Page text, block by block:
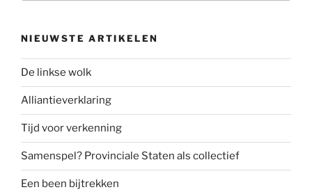
NIEUWSTE ARTIKELEN
De linkse wolk
Alliantieverklaring
Tijd voor verkenning
Samenspel? Provinciale Staten als collectief
Een been bijtrekken